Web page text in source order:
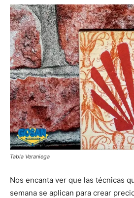
Tabla Veraniega
Nos encanta ver que las técnicas
semana se aplican para crear